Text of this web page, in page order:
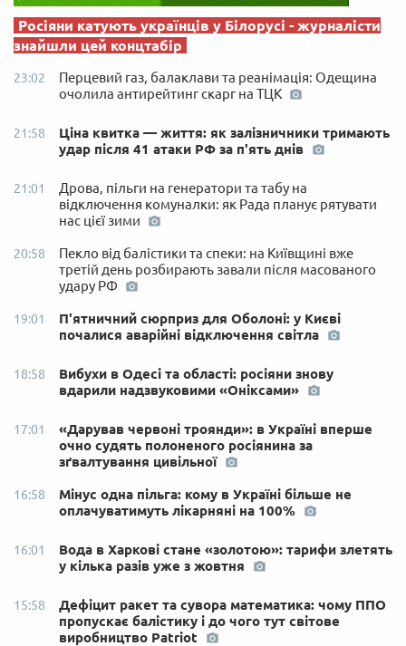
Росіяни катують українців у Білорусі - журналісти
знайшли цей концтабір
23:02
Перцевий газ, балаклави та реанімація: Одещина
очолила антирейтинг скарг на ТЦК
21:58
Ціна квитка — життя: як залізничники тримають
удар після 41 атаки РФ за п'ять днів
21:01
Дрова, пільги на генератори та табу на
відключення комуналки: як Рада планує рятувати
нас цієї зими
20:58
Пекло від балістики та спеки: на Київщині вже
третій день розбирають завали після масованого
удару РФ
19:01
П'ятничний сюрприз для Оболоні: у Києві
почалися аварійні відключення світла
18:58
Вибухи в Одесі та області: росіяни знову
вдарили надзвуковими «Оніксами»
17:01
«Дарував червоні троянди»: в Україні вперше
очно судять полоненого росіянина за
зґвалтування цивільної
16:58
Мінус одна пільга: кому в Україні більше не
оплачуватимуть лікарняні на 100%
16:01
Вода в Харкові стане «золотою»: тарифи злетять
у кілька разів уже з жовтня
15:58
Дефіцит ракет та сувора математика: чому ППО
пропускає балістику і до чого тут світове
виробництво Patriot